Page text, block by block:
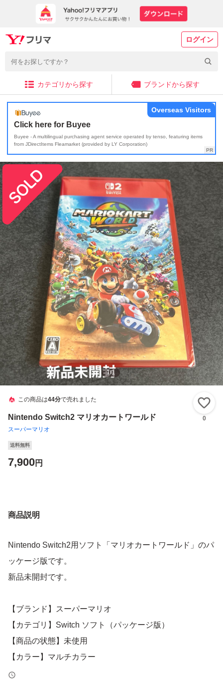
ログイン
カテゴリから探す ブランドから探す
Click here for Buyee
Buyee - A multilingual purchasing agent service operated by tenso, featuring items
from JDirectItems Fleamarket (provided by LY Corporation)
Overseas Visitors
1/1
この商品は44分で売れました
Nintendo Switch2 マリオカートワールド
スーパーマリオ
0
送料無料
7,900円
商品説明
Nintendo Switch2用ソフト「マリオカートワールド」のパ
ッケージ版です。
新品未開封です。
【ブランド】スーパーマリオ
【カテゴリ】Switch ソフト（パッケージ版）
【商品の状態】未使用
【カラー】マルチカラー
【その他】CERO A（全年齢対象）